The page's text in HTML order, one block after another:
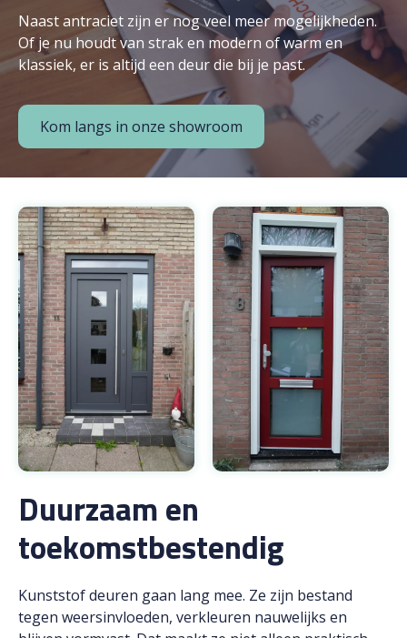
Naast antraciet zijn er nog veel meer mogelijkheden.
Of je nu houdt van strak en modern of warm en
klassiek, er is altijd een deur die bij je past.
Kom langs in onze showroom
Duurzaam en
toekomstbestendig
Kunststof deuren gaan lang mee. Ze zijn bestand
tegen weersinvloeden, verkleuren nauwelijks en